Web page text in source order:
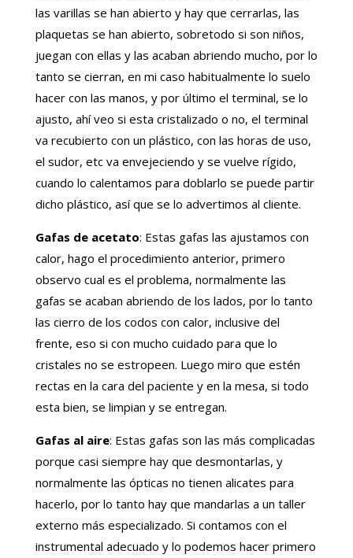
las varillas se han abierto y hay que cerrarlas, las
plaquetas se han abierto, sobretodo si son niños,
juegan con ellas y las acaban abriendo mucho, por lo
tanto se cierran, en mi caso habitualmente lo suelo
hacer con las manos, y por último el terminal, se lo
ajusto, ahí veo si esta cristalizado o no, el terminal
va recubierto con un plástico, con las horas de uso,
el sudor, etc va envejeciendo y se vuelve rígido,
cuando lo calentamos para doblarlo se puede partir
dicho plástico, así que se lo advertimos al cliente.
Gafas de acetato: Estas gafas las ajustamos con
calor, hago el procedimiento anterior, primero
observo cual es el problema, normalmente las
gafas se acaban abriendo de los lados, por lo tanto
las cierro de los codos con calor, inclusive del
frente, eso si con mucho cuidado para que lo
cristales no se estropeen. Luego miro que estén
rectas en la cara del paciente y en la mesa, si todo
esta bien, se limpian y se entregan.
Gafas al aire: Estas gafas son las más complicadas
porque casi siempre hay que desmontarlas, y
normalmente las ópticas no tienen alicates para
hacerlo, por lo tanto hay que mandarlas a un taller
externo más especializado. Si contamos con el
instrumental adecuado y lo podemos hacer primero